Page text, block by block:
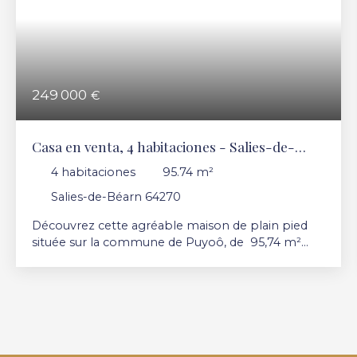
249 000 €
Casa en venta, 4 habitaciones - Salies-de-
Béarn 64270
4 habitaciones 95.74 m²
Salies-de-Béarn 64270
Découvrez cette agréable maison de plain pied
située sur la commune de Puyoô, de 95,74 m²